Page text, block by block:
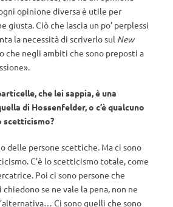
opinione diversa è utile per
giusta. Ciò che lascia un po’ perplessi
la necessità di scriverlo sul New
che negli ambiti che sono preposti a
che lei sappia, è una
di Hossenfelder, o c’è qualcuno
scetticismo?
delle persone scettiche. Ma ci sono
C’è lo scetticismo totale, come
Poi ci sono persone che
chiedono se ne vale la pena, non ne
Ci sono quelli che sono